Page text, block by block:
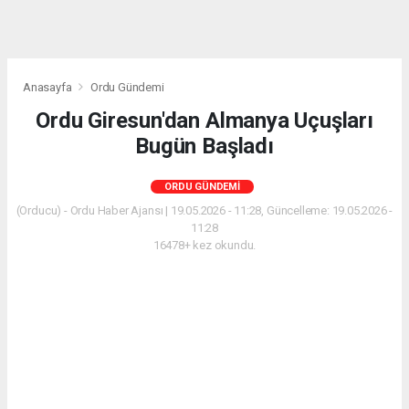
Anasayfa Ordu Gündemi
Ordu Giresun'dan Almanya Uçuşları
Bugün Başladı
ORDU GÜNDEMI
(Orducu) - Ordu Haber Ajansı | 19.05.2026 - 11:28, Güncelleme: 19.05.2026 -
11:28
16478+ kez okundu.